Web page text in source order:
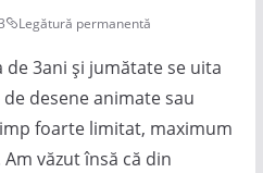
Legătură permanentă
3ani și jumătate se uita
desene animate sau
foarte limitat, maximum
văzut însă că din